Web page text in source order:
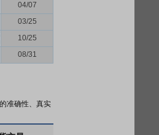
04/07
03/25
10/25
08/31
准确性、真实